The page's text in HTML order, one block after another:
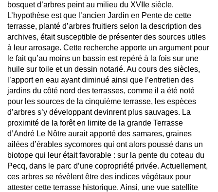
bosquet d’arbres peint au milieu du XVIIe siècle.
L’hypothèse est que l’ancien Jardin en Pente de cette
terrasse, planté d’arbres fruitiers selon la description des
archives, était susceptible de présenter des sources utiles
à leur arrosage. Cette recherche apporte un argument pour
le fait qu’au moins un bassin est repéré à la fois sur une
huile sur toile et un dessin notarié. Au cours des siècles,
l’apport en eau ayant diminué ainsi que l’entretien des
jardins du côté nord des terrasses, comme il a été noté
pour les sources de la cinquième terrasse, les espèces
d’arbres s’y développant devinrent plus sauvages. La
proximité de la forêt en limite de la grande Terrasse
d’André Le Nôtre aurait apporté des samares, graines
ailées d’érables sycomores qui ont alors poussé dans un
biotope qui leur était favorable : sur la pente du coteau du
Pecq, dans le parc d’une copropriété privée. Actuellement,
ces arbres se révèlent être des indices végétaux pour
attester cette terrasse historique. Ainsi, une vue satellite